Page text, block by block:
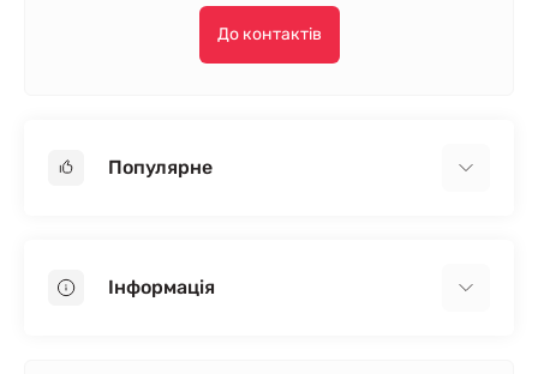
До контактів
Популярне
Пінопласт
Інформація